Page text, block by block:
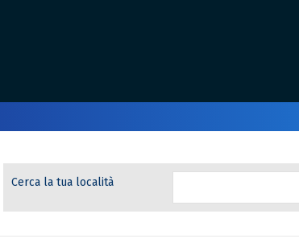
Cerca la tua località